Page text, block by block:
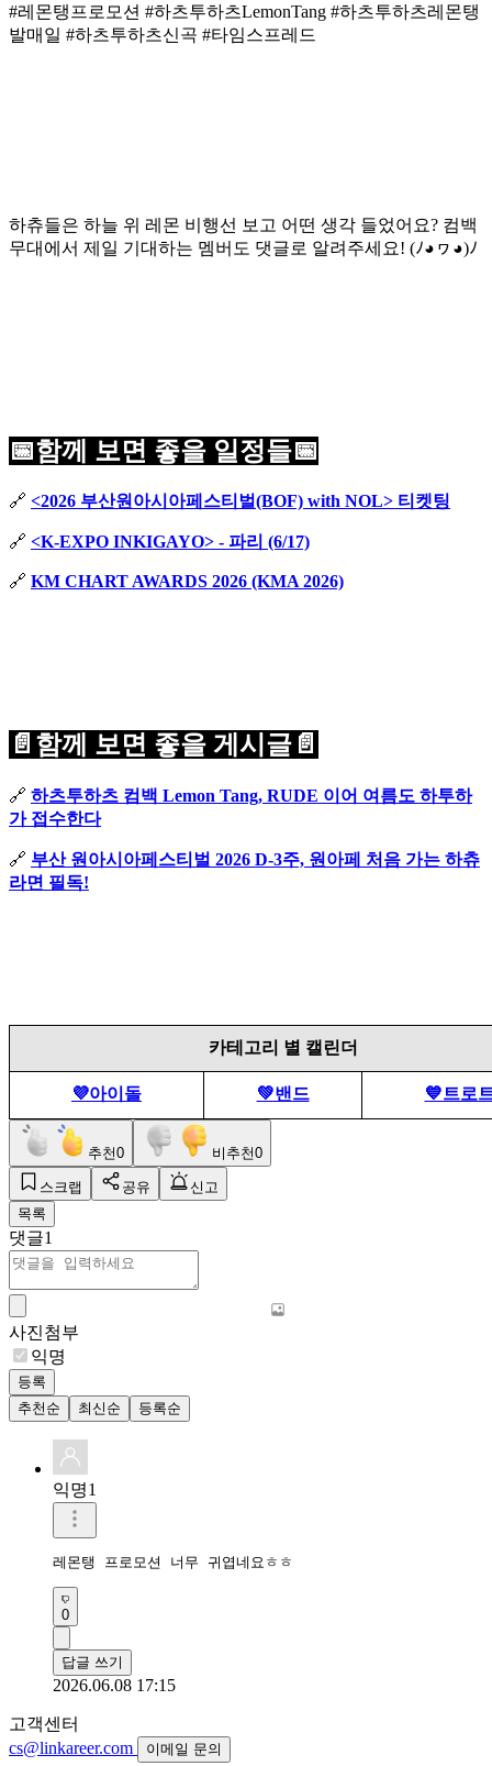
#레몬탱프로모션 #하츠투하츠LemonTang #하츠투하츠레몬탱
발매일 #하츠투하츠신곡 #타임스프레드
하츄들은 하늘 위 레몬 비행선 보고 어떤 생각 들었어요? 컴백
무대에서 제일 기대하는 멤버도 댓글로 알려주세요! (ﾉ◕ヮ◕)ﾉ
📅함께 보면 좋을 일정들📅
🔗 <2026 부산원아시아페스티벌(BOF) with NOL> 티켓팅
🔗 <K-EXPO INKIGAYO> - 파리 (6/17)
🔗 KM CHART AWARDS 2026 (KMA 2026)
📄함께 보면 좋을 게시글📄
🔗 하츠투하츠 컴백 Lemon Tang, RUDE 이어 여름도 하투하
가 접수한다
🔗 부산 원아시아페스티벌 2026 D-3주, 원아페 처음 가는 하츄
라면 필독!
카테고리 별 캘린더
💜아이돌 💚밴드 💙트로
추천0 비추천0
스크랩 공유
신고
목록
댓글1
사진첨부
익명
등록
추천순
최신순 등록순
익명1
레몬탱 프로모션 너무 귀엽네요ㅎㅎ
0
답글 쓰기
2026.06.08 17:15
고객센터
cs@linkareer.com
이메일 문의